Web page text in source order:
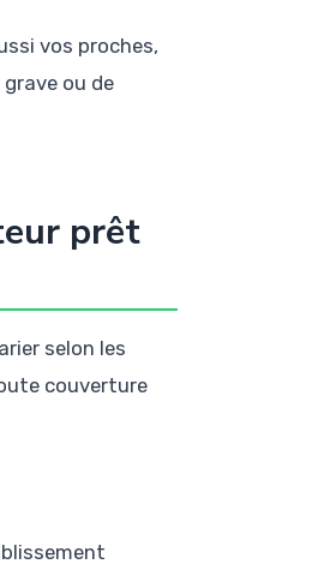
vos proches,
ou de
prêt
selon les
couverture